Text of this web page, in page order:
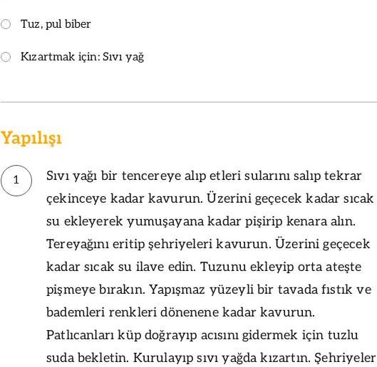
Tuz, pul biber
Kızartmak için: Sıvı yağ
Yapılışı
1
Sıvı yağı bir tencereye alıp etleri sularını salıp tekrar
çekinceye kadar kavurun. Üzerini geçecek kadar sıcak
su ekleyerek yumuşayana kadar pişirip kenara alın.
Tereyağını eritip şehriyeleri kavurun. Üzerini geçecek
kadar sıcak su ilave edin. Tuzunu ekleyip orta ateşte
pişmeye bırakın. Yapışmaz yüzeyli bir tavada fıstık ve
bademleri renkleri dönenene kadar kavurun.
Patlıcanları küp doğrayıp acısını gidermek için tuzlu
suda bekletin. Kurulayıp sıvı yağda kızartın. Şehriyeler